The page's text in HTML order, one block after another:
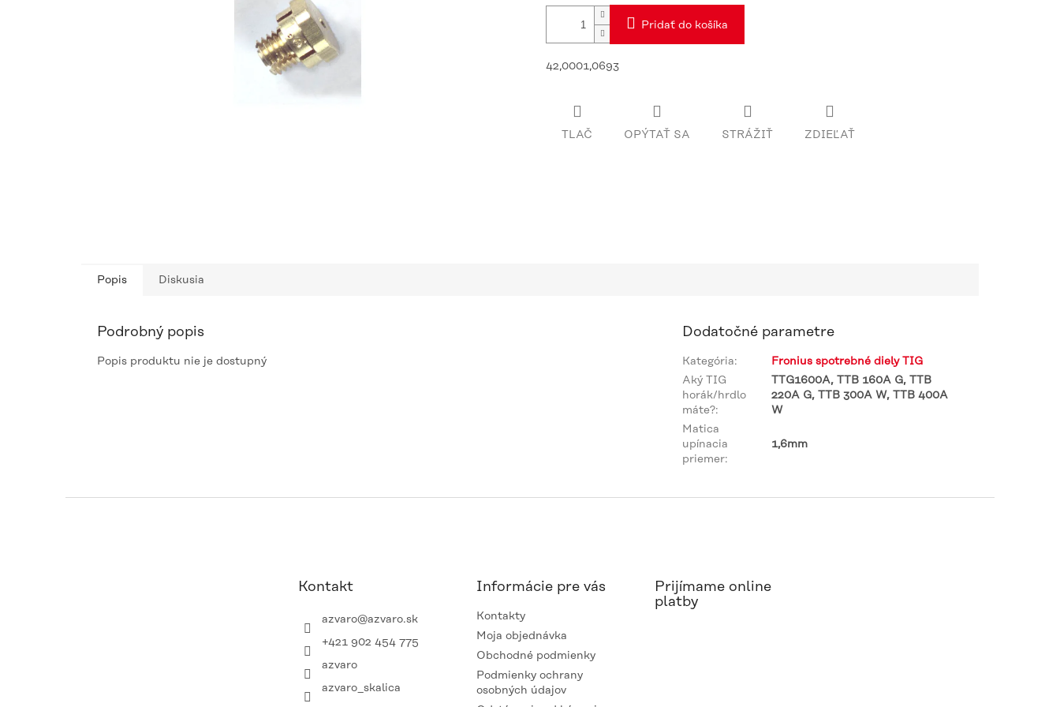
Pridať do košíka
42,0001,0693
TLAČ OPÝTAŤ SA STRÁŽIŤ ZDIEĽAŤ
Popis Diskusia
Podrobný popis
Popis produktu nie je dostupný
Dodatočné parametre
Kategória:
Fronius spotrebné diely TIG
Aký TIG
horák/hrdlo
máte?:
TTG1600A, TTB 160A G, TTB
220A G, TTB 300A W, TTB 400A
W
Matica
upínacia
priemer:
1,6mm
Kontakt
azvaro@azvaro.sk
+421 902 454 775
azvaro
azvaro_skalica
Informácie pre vás
Kontakty
Moja objednávka
Obchodné podmienky
Podmienky ochrany
osobných údajov
Prijímame online
platby